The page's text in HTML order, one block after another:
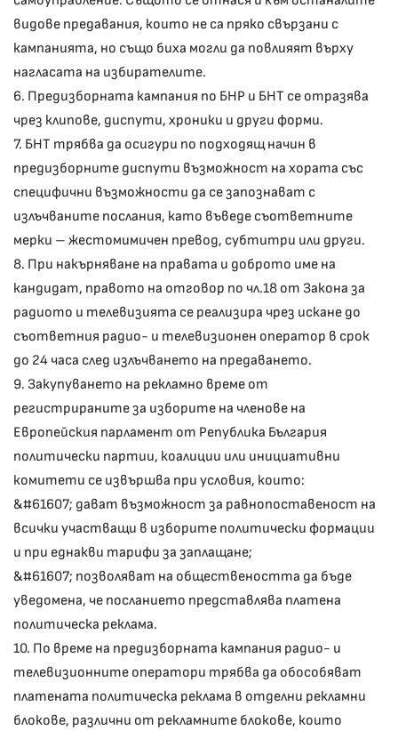
видове предавания, които не са пряко свързани с
кампанията, но също биха могли да повлияят върху
нагласата на избирателите.
6. Предизборната кампания по БНР и БНТ се отразява
чрез клипове, диспути, хроники и други форми.
7. БНТ трябва да осигури по подходящ начин в
предизборните диспути възможност на хората със
специфични възможности да се запознават с
излъчваните послания, като въведе съответните
мерки – жестомимичен превод, субтитри или други.
8. При накърняване на правата и доброто име на
кандидат, правото на отговор по чл.18 от Закона за
радиото и телевизията се реализира чрез искане до
съответния радио- и телевизионен оператор в срок
до 24 часа след излъчването на предаването.
9. Закупуването на рекламно време от
регистрираните за изборите на членове на
Европейския парламент от Република България
политически партии, коалиции или инициативни
комитети се извършва при условия, които:
&#61607; дават възможност за равнопоставеност на
всички участващи в изборите политически формации
и при еднакви тарифи за заплащане;
&#61607; позволяват на обществеността да бъде
уведомена, че посланието представлява платена
политическа реклама.
10. По време на предизборната кампания радио- и
телевизионните оператори трябва да обособяват
платената политическа реклама в отделни рекламни
блокове, различни от рекламните блокове, които